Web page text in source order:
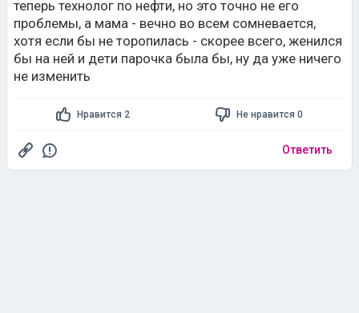
теперь технолог по нефти, но это точно не его
проблемы, а мама - вечно во всем сомневается,
хотя если бы не торопилась - скорее всего, женился
бы на ней и дети парочка была бы, ну да уже ничего
не изменить
Нравится 2 Не нравится 0
Ответить